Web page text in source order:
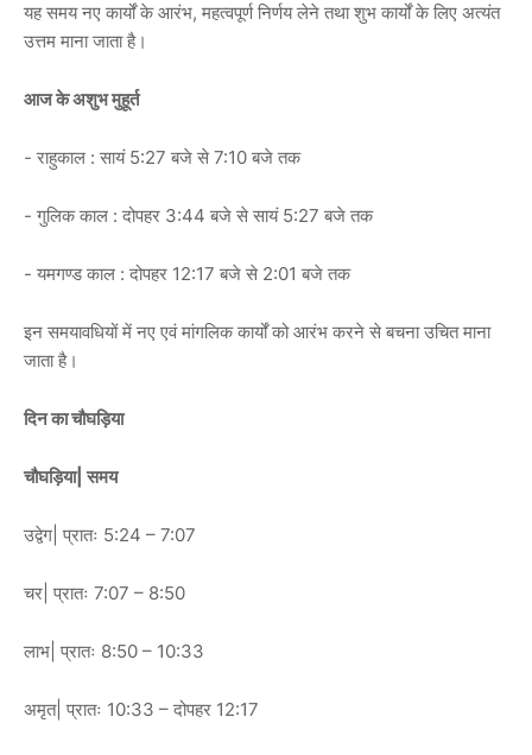
यह समय नए कार्यों के आरंभ, महत्वपूर्ण निर्णय लेने तथा शुभ कार्यों के लिए अत्यंत
उत्तम माना जाता है।
आज के अशुभ मुहूर्त
- राहुकाल : सायं 5:27 बजे से 7:10 बजे तक
- गुलिक काल : दोपहर 3:44 बजे से सायं 5:27 बजे तक
- यमगण्ड काल : दोपहर 12:17 बजे से 2:01 बजे तक
इन समयावधियों में नए एवं मांगलिक कार्यों को आरंभ करने से बचना उचित माना
जाता है।
दिन का चौघड़िया
चौघड़िया| समय
उद्वेग| प्रातः 5:24 – 7:07
चर| प्रातः 7:07 – 8:50
लाभ| प्रातः 8:50 – 10:33
अमृत| प्रातः 10:33 – दोपहर 12:17